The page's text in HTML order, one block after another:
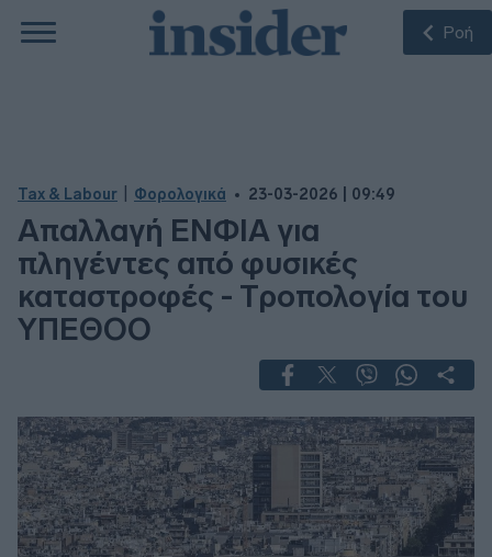
Ροή
Tax & Labour Φορολογικά 23-03-2026 | 09:49
Απαλλαγή ΕΝΦΙΑ για
πληγέντες από φυσικές
καταστροφές - Tροπολογία του
ΥΠΕΘΟΟ